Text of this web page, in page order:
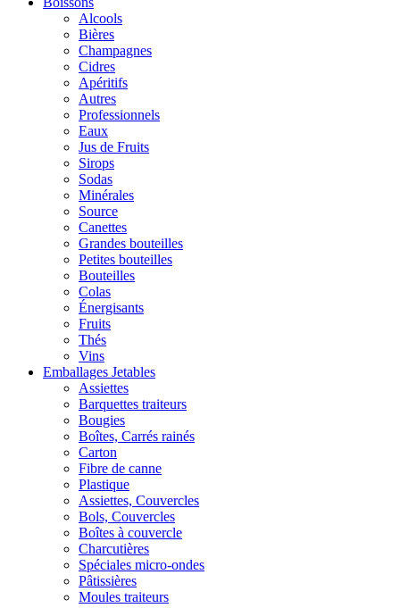
Alcools
Bières
Champagnes
Cidres
Apéritifs
Autres
Professionnels
Eaux
Jus de Fruits
Sirops
Sodas
Minérales
Source
Canettes
Grandes bouteilles
Petites bouteilles
Bouteilles
Colas
Énergisants
Fruits
Thés
Vins
Emballages Jetables
Assiettes
Barquettes traiteurs
Bougies
Boîtes, Carrés rainés
Carton
Fibre de canne
Plastique
Assiettes, Couvercles
Bols, Couvercles
Boîtes à couvercle
Charcutières
Spéciales micro-ondes
Pâtissières
Moules traiteurs